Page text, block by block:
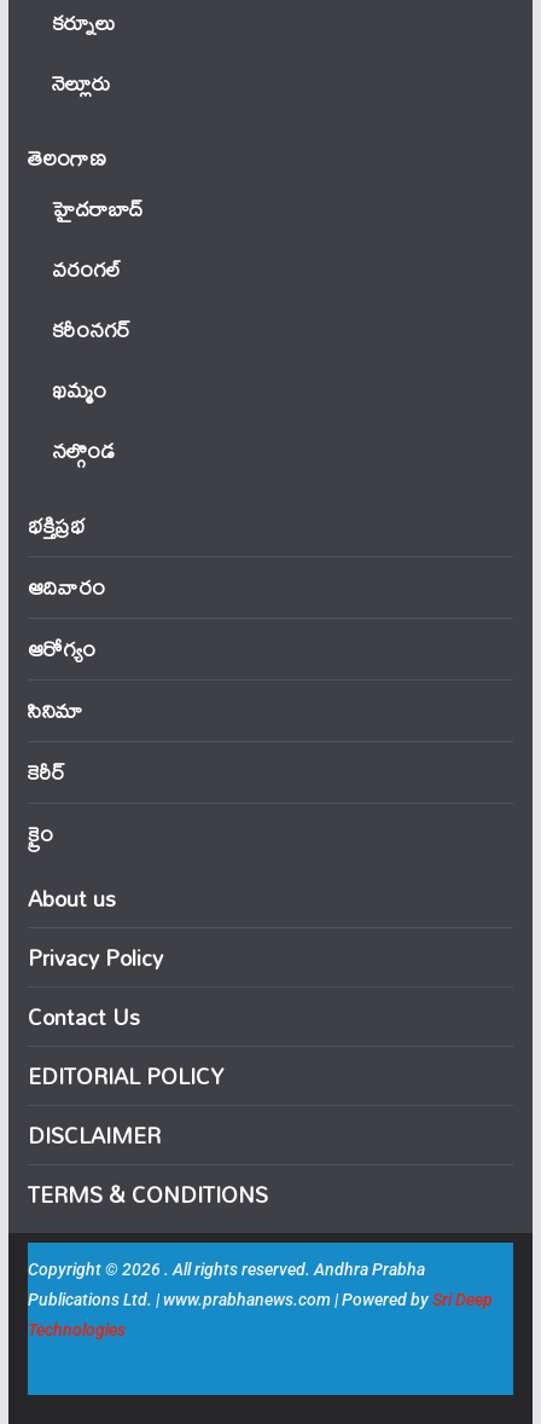
కర్నూలు
నెల్లూరు
తెలంగాణ‌
హైదరాబాద్
వ‌రంగ‌ల్
కరీంనగర్
ఖ‌మ్మం
నల్గొండ
భక్తిప్రభ
ఆదివారం
ఆరోగ్యం
సినిమా
కెరీర్
క్రైం
About us
Privacy Policy
Contact Us
EDITORIAL POLICY
DISCLAIMER
TERMS & CONDITIONS
Copyright © 2026 . All rights reserved. Andhra Prabha
Publications Ltd. | www.prabhanews.com | Powered bySri Deep
Technologies